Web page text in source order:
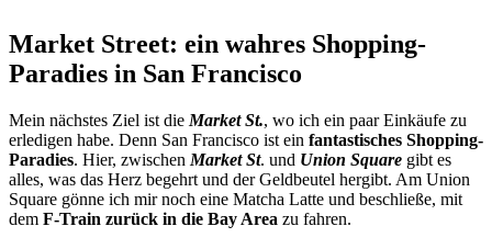
Market Street: ein wahres Shopping-
Paradies in San Francisco
Mein nächstes Ziel ist die Market St., wo ich ein paar Einkäufe zu
erledigen habe. Denn San Francisco ist ein fantastisches Shopping-
Paradies. Hier, zwischen Market St. und Union Square gibt es
alles, was das Herz begehrt und der Geldbeutel hergibt. Am Union
Square gönne ich mir noch eine Matcha Latte und beschließe, mit
dem F-Train zurück in die Bay Area zu fahren.